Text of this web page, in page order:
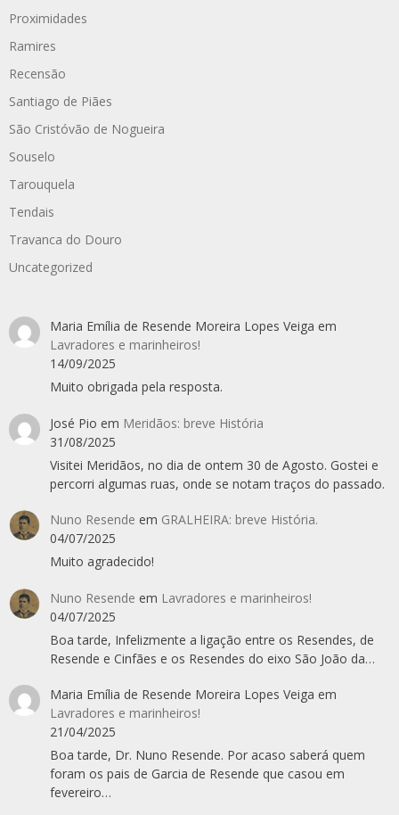
Proximidades
Ramires
Recensão
Santiago de Piães
São Cristóvão de Nogueira
Souselo
Tarouquela
Tendais
Travanca do Douro
Uncategorized
Maria Emília de Resende Moreira Lopes Veiga em
Lavradores e marinheiros!
14/09/2025
Muito obrigada pela resposta.
José Pio em Meridãos: breve História
31/08/2025
Visitei Meridãos, no dia de ontem 30 de Agosto. Gostei e
percorri algumas ruas, onde se notam traços do passado.
Nuno Resende em GRALHEIRA: breve História.
04/07/2025
Muito agradecido!
Nuno Resende em Lavradores e marinheiros!
04/07/2025
Boa tarde, Infelizmente a ligação entre os Resendes, de
Resende e Cinfães e os Resendes do eixo São João da…
Maria Emília de Resende Moreira Lopes Veiga em
Lavradores e marinheiros!
21/04/2025
Boa tarde, Dr. Nuno Resende. Por acaso saberá quem
foram os pais de Garcia de Resende que casou em
fevereiro…